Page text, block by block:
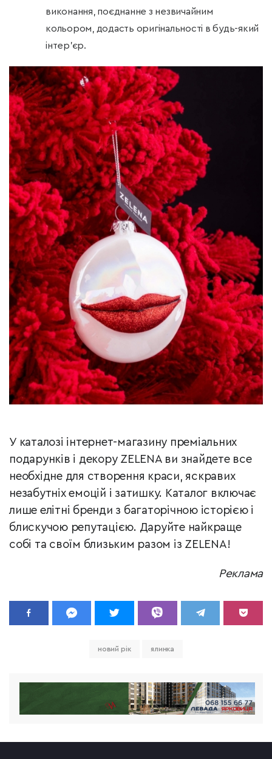
виконання, поєднанне з незвичайним
кольором, додасть оригінальності в будь-який
інтер’єр.
У каталозі інтернет-магазину преміальних
подарунків і декору ZELENA ви знайдете все
необхідне для створення краси, яскравих
незабутніх емоцій і затишку. Каталог включає
лише елітні бренди з багаторічною історією і
блискучою репутацією. Даруйте найкраще
собі та своїм близьким разом із ZELENA!
Реклама
новий рік ялинка